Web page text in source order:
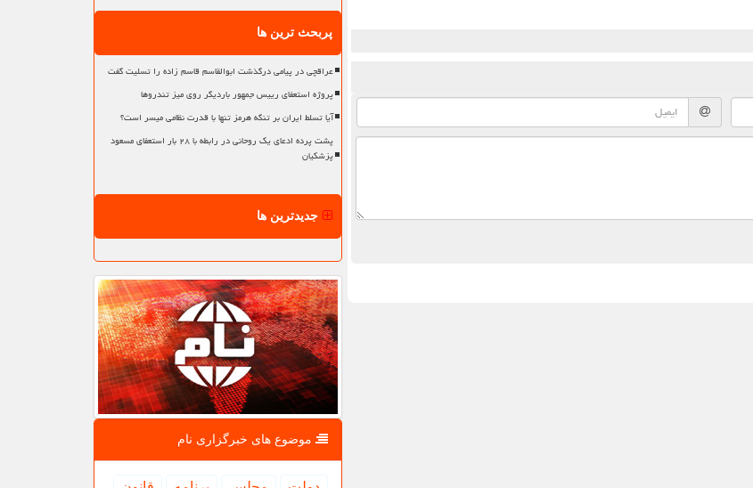
پربحث ترین ها
عراقچی در پیامی درگذشت ابوالقاسم قاسم زاده را تسلیت گفت
پروژه استعفای رییس جمهور باردیگر روی میز تندروها
آیا تسلط ایران بر تنگه هرمز تنها با قدرت نظامی میسر است؟
پشت پرده ادعای یک روحانی در رابطه با ۲۸ بار استعفای مسعود
پزشکیان
جدیدترین ها
موضوع های خبرگزاری نام